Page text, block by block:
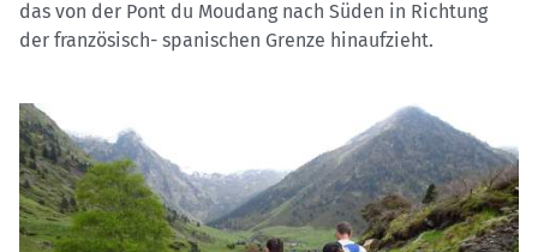
das von der Pont du Moudang nach Süden in Richtung
der französisch- spanischen Grenze hinaufzieht.